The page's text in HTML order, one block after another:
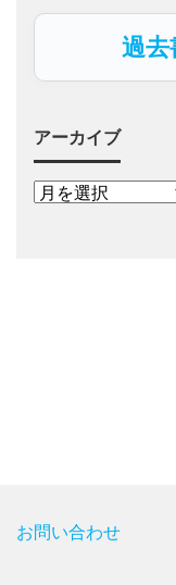
過去
アーカイブ
お問い合わせ